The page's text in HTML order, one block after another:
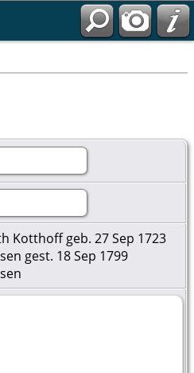
Kotthoff geb. 27 Sep 1723
gest. 18 Sep 1799